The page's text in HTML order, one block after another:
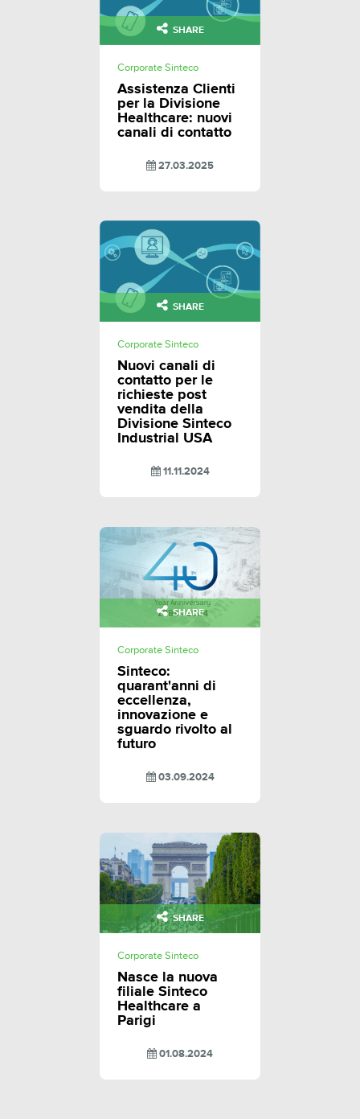
SHARE
Corporate Sinteco
Assistenza Clienti
per la Divisione
Healthcare: nuovi
canali di contatto
27.03.2025
SHARE
Corporate Sinteco
Nuovi canali di
contatto per le
richieste post
vendita della
Divisione Sinteco
Industrial USA
11.11.2024
SHARE
Corporate Sinteco
Sinteco:
quarant'anni di
eccellenza,
innovazione e
sguardo rivolto al
futuro
03.09.2024
SHARE
Corporate Sinteco
Nasce la nuova
filiale Sinteco
Healthcare a
Parigi
01.08.2024